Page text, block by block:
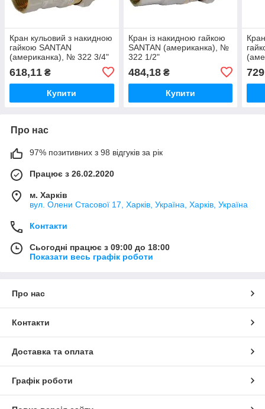
Кран кульовий з накидною
гайкою SANTAN
(американка), № 322 3/4"
618,11 ₴
Купити
Кран із накидною гайкою
SANTAN (американка), №
322 1/2"
484,18₴
Купити
Про нас
97% позитивних з 98 відгуків за рік
Працює з 26.02.2020
м. Харків
вул. Олени Стасової 17, Харків, Україна, Харків, Україна
Контакти
Сьогодні працює з 09:00 до 18:00
Показати весь графік роботи
Про нас
Контакти
Доставка та оплата
Графік роботи